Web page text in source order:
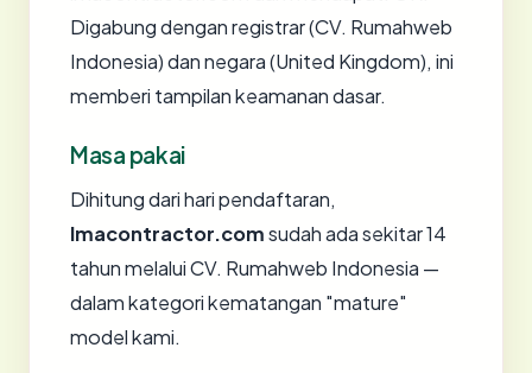
Digabung dengan registrar (CV. Rumahweb
Indonesia) dan negara (United Kingdom), ini
memberi tampilan keamanan dasar.
Masa pakai
Dihitung dari hari pendaftaran,
lmacontractor.comsudah ada sekitar 14
tahun melalui CV. Rumahweb Indonesia —
dalam kategori kematangan "mature"
model kami.